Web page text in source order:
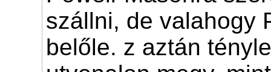
szállni, de valahogy
belőle. z aztán